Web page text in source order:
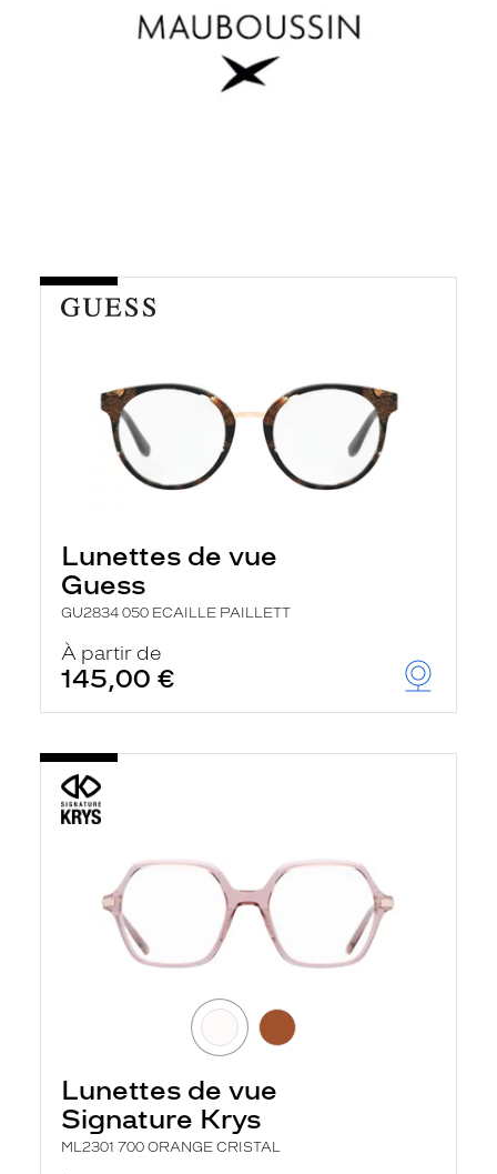
Lunettes de vue
Guess
GU2834 050 ECAILLE PAILLETT
À partir de
145,00 €
Lunettes de vue
Signature Krys
ML2301 700 ORANGE CRISTAL